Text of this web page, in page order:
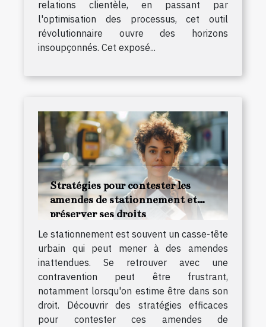
relations clientèle, en passant par
l'optimisation des processus, cet outil
révolutionnaire ouvre des horizons
insoupçonnés. Cet exposé...
Stratégies pour contester les
amendes de stationnement et
préserver ses droits
Le stationnement est souvent un casse-tête
urbain qui peut mener à des amendes
inattendues. Se retrouver avec une
contravention peut être frustrant,
notamment lorsqu'on estime être dans son
droit. Découvrir des stratégies efficaces
pour contester ces amendes de